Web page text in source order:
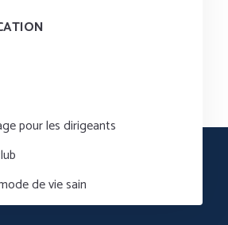
pour les dirigeants
de vie sain